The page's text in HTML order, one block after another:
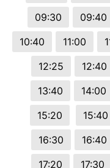
09:30
09:40
10:40
11:00
12:25
12:40
13:40
14:00
15:20
15:40
16:30
16:40
17:20
17:30